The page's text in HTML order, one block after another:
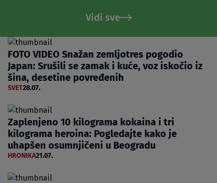
Vidi sve
FOTO VIDEO Snažan zemljotres pogodio
Japan: Srušili se zamak i kuće, voz iskočio iz
šina, desetine povređenih
SVET28.07.
Zaplenjeno 10 kilograma kokaina i tri
kilograma heroina: Pogledajte kako je
uhapšen osumnjičeni u Beogradu
HRONIKA21.07.